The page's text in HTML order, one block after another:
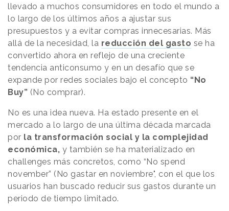
llevado a muchos consumidores en todo el mundo a
lo largo de los últimos años a ajustar sus
presupuestos y a evitar compras innecesarias. Más
allá de la necesidad, la reducción del gasto se ha
convertido ahora en reflejo de una creciente
tendencia anticonsumo y en un desafío que se
expande por redes sociales bajo el concepto “No
Buy” (No comprar).
No es una idea nueva. Ha estado presente en el
mercado a lo largo de una última década marcada
por la transformación social y la complejidad
económica, y también se ha materializado en
challenges más concretos, como “No spend
november” (No gastar en noviembre", con el que los
usuarios han buscado reducir sus gastos durante un
periodo de tiempo limitado.